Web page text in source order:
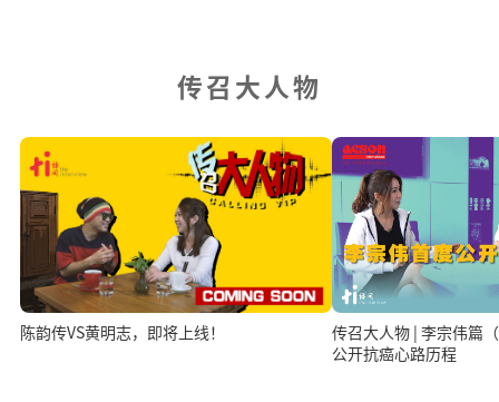
传召大人物
陈韵传VS黄明志，即将上线！
传召大人物 | 李宗伟篇
公开抗癌心路历程